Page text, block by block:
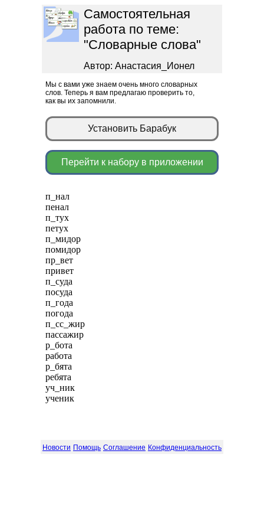
Самостоятельная
работа по теме:
"Словарные слова"
Автор: Анастасия_Ионел
Мы с вами уже знаем очень много словарных
слов. Теперь я вам предлагаю проверить то,
как вы их запомнили.
Установить Барабук
Перейти к набору в приложении
п_нал
пенал
п_тух
петух
п_мидор
помидор
пр_вет
привет
п_суда
посуда
п_года
погода
п_сс_жир
пассажир
р_бота
работа
р_бята
ребята
уч_ник
ученик
Новости Помощь Соглашение Конфиденциальность